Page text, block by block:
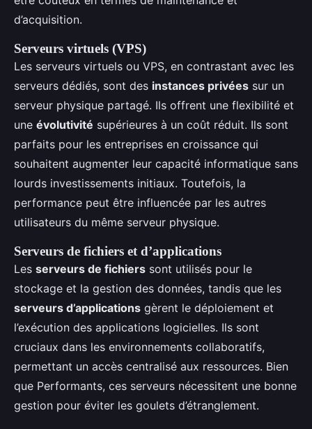
d’acquisition.
Serveurs virtuels (VPS)
Les serveurs virtuels ou VPS, en contrastant avec les
serveurs dédiés, sont des instances privées sur un
serveur physique partagé. Ils offrent une flexibilité et
une évolutivité supérieures à un coût réduit. Ils sont
parfaits pour les entreprises en croissance qui
souhaitent augmenter leur capacité informatique sans
lourds investissements initiaux. Toutefois, la
performance peut être influencée par les autres
utilisateurs du même serveur physique.
Serveurs de fichiers et d’applications
Les serveurs de fichiers sont utilisés pour le
stockage et la gestion des données, tandis que les
serveurs d’applications gèrent le déploiement et
l’exécution des applications logicielles. Ils sont
cruciaux dans les environnements collaboratifs,
permettant un accès centralisé aux ressources. Bien
que Performants, ces serveurs nécessitent une bonne
gestion pour éviter les goulets d’étranglement.